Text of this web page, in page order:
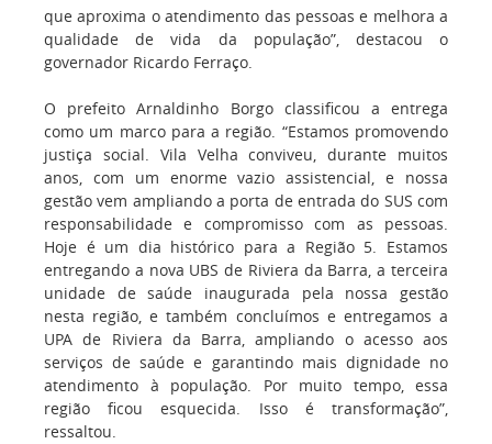
que aproxima o atendimento das pessoas e melhora a
qualidade de vida da população”, destacou o
governador Ricardo Ferraço.
O prefeito Arnaldinho Borgo classificou a entrega
como um marco para a região. “Estamos promovendo
justiça social. Vila Velha conviveu, durante muitos
anos, com um enorme vazio assistencial, e nossa
gestão vem ampliando a porta de entrada do SUS com
responsabilidade e compromisso com as pessoas.
Hoje é um dia histórico para a Região 5. Estamos
entregando a nova UBS de Riviera da Barra, a terceira
unidade de saúde inaugurada pela nossa gestão
nesta região, e também concluímos e entregamos a
UPA de Riviera da Barra, ampliando o acesso aos
serviços de saúde e garantindo mais dignidade no
atendimento à população. Por muito tempo, essa
região ficou esquecida. Isso é transformação”,
ressaltou.